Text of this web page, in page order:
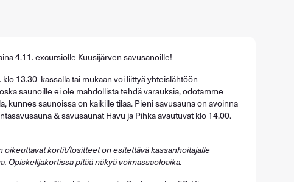
4.11. excursiolle Kuusijärven savusanoille!
klo 13.30 kassalla tai mukaan voi liittyä yhteislähtöön
saunoille ei ole mahdollista tehdä varauksia, odotamme
kunnes saunoissa on kaikille tilaa.Pieni savusauna on avoinna
& savusaunat Havu ja Pihka avautuvat klo 14.00.
oikeuttavat kortit/tositteet on esitettävä kassanhoitajalle
Opiskelijakortissa pitää näkyä voimassaoloaika.